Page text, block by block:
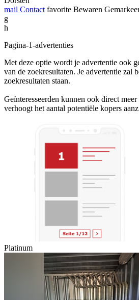
mail Contact favorite Bewaren
g
h
Pagina-1-advertenties
Met deze optie wordt je advertentie ook
van de zoekresultaten. Je advertentie zal
zoekresultaten staan.
Geïnteresseerden kunnen ook direct
verhoogt het aantal potentiële kopers
Platinum